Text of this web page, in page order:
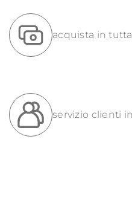
acquista in
servizio clienti